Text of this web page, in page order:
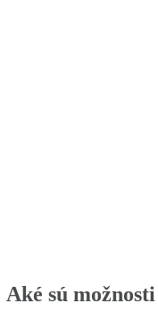
Aké sú